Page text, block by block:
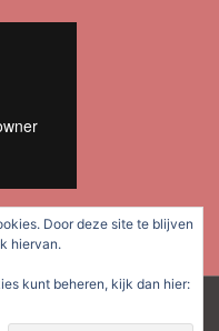
| Mede mogelijk gemaakt
Door deze site te blijven
hiervan.
kunt beheren, kijk dan hier: